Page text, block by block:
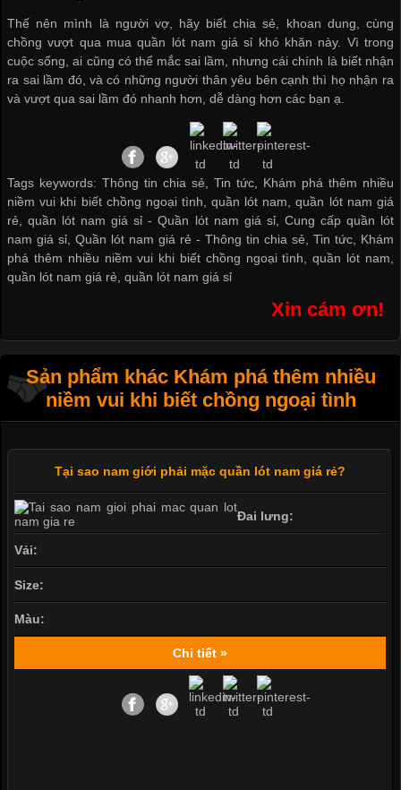
Thế nên mình là người vợ, hãy biết chia sẻ, khoan dung, cùng
chồng vượt qua mua quần lót nam giá sỉ khó khăn này. Vì trong
cuộc sống, ai cũng có thể mắc sai lầm, nhưng cái chính là biết nhận
ra sai lầm đó, và có những người thân yêu bên cạnh thì họ nhận ra
và vượt qua sai lầm đó nhanh hơn, dễ dàng hơn các bạn ạ.
Tags keywords: Thông tin chia sẻ, Tin tức, Khám phá thêm nhiều
niềm vui khi biết chồng ngoại tình, quần lót nam, quần lót nam giá
rẻ, quần lót nam giá sỉ -Quần lót nam giá sỉ, Cung cấp quần lót
nam giá sỉ ,Quần lót nam giá rẻ - Thông tin chia sẻ Tin tức, Khám
phá thêm nhiều niềm vui khi biết chồng ngoại tình ,quần lót nam
quần lót nam giá rẻ ,quần lót nam giá sỉ
Xin cám ơn!
Sản phẩm khác Khám phá thêm nhiều
niềm vui khi biết chồng ngoại tình
Tại sao nam giới phải mặc quần lót nam giá rẻ?
Đai lưng:
Vải:
Size:
Màu:
Chi tiết »